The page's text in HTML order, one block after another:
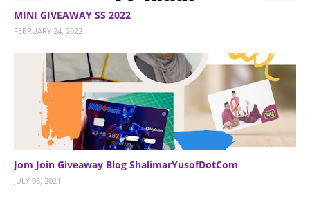
MINI GIVEAWAY SS 2022
FEBRUARY 24, 2022
Jom Join Giveaway Blog ShalimarYusofDotCom
JULY 06, 2021